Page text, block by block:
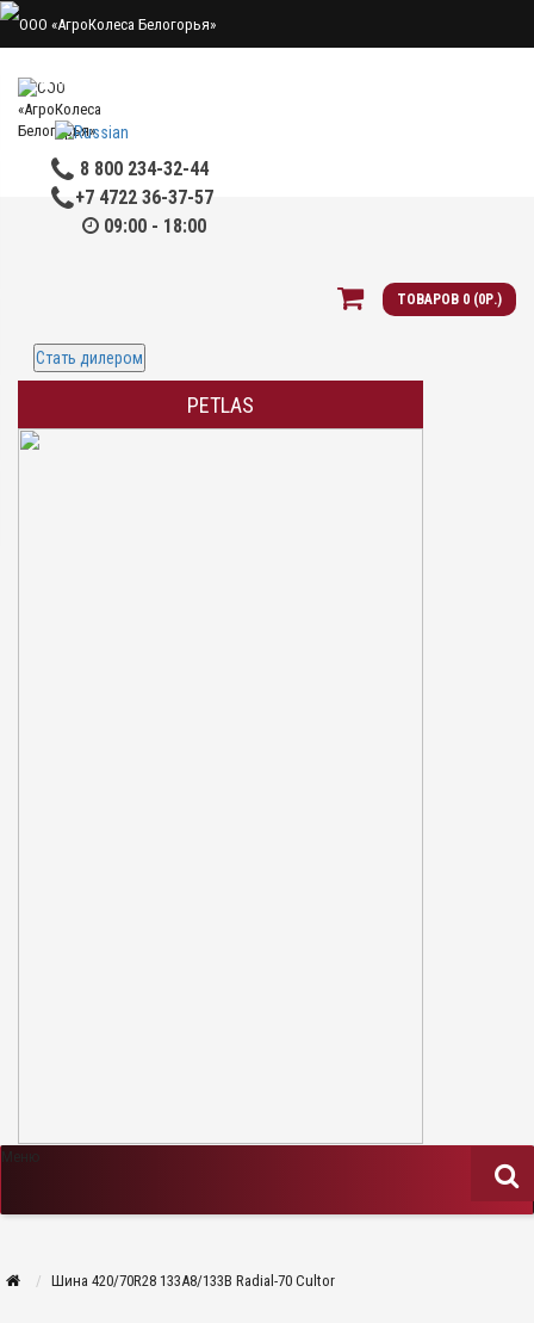
Мой аккаунт
8 800 234-32-44
+7 4722 36-37-57
09:00 - 18:00
ТОВАРОВ 0 (0Р.)
Стать дилером
PETLAS
Шина 420/70R28 133A8/133B Radial-70 Cultor